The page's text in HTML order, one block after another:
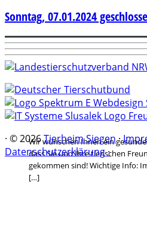
Wir wünschen Ihnen ein
dass Sie und Ihre tierischen
gekommen sind! Wichtige Info:
[…]
Sonntag, 07.01.2024
· © 2026Tierheim Siegen·
Datenschutzerklärung ·